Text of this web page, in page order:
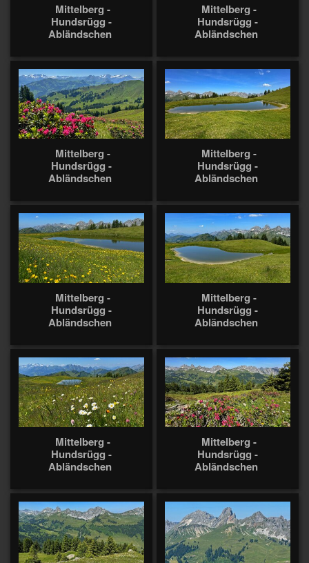
Mittelberg -
Hundsrügg -
Abländschen
Mittelberg -
Hundsrügg -
Abländschen
Mittelberg -
Hundsrügg -
Abländschen
Mittelberg -
Hundsrügg -
Abländschen
Mittelberg -
Hundsrügg -
Abländschen
Mittelberg -
Hundsrügg -
Abländschen
Mittelberg -
Hundsrügg -
Abländschen
Mittelberg -
Hundsrügg -
Abländschen